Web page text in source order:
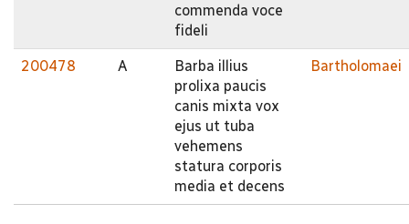
commenda voce
fideli
200478 A
Barba illius
prolixa paucis
canis mixta vox
ejus ut tuba
vehemens
statura corporis
media et decens
Bartholomaei